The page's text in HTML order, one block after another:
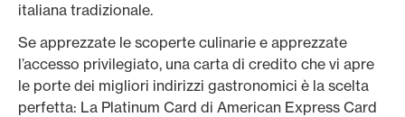
italiana tradizionale.
Se apprezzate le scoperte culinarie e apprezzate
l’accesso privilegiato, una carta di credito che vi apre
le porte dei migliori indirizzi gastronomici è la scelta
perfetta: La Platinum Card di American Express Card